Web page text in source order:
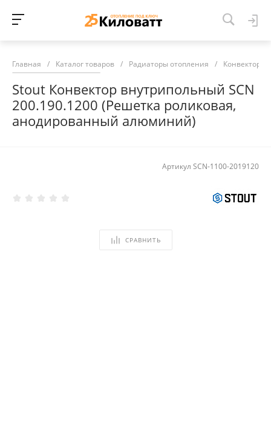
Главная / Каталог товаров / Радиаторы отопления / Конвекторы
Stout Конвектор внутрипольный SCN
200.190.1200 (Решетка роликовая,
анодированный алюминий)
Артикул SCN-1100-2019120
СРАВНИТЬ